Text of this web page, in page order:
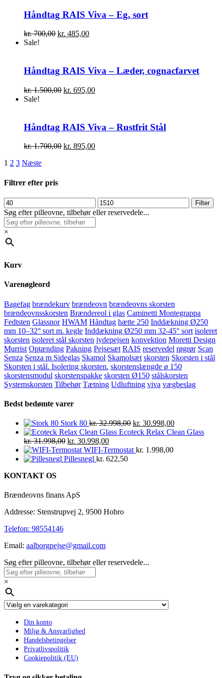
kr. 800,00.kr. 495,00.
Håndtag RAIS Viva – Eg, sort
kr.700,00 Den
kr. 700,00.
kr. 485,00Den
kr. 485,00.
Sale!
Håndtag RAIS Viva – Læder, cognacfarvet
kr.1.500,00 Den
kr. 1.500,00.
kr. 695,00Den
kr. 695,00.
Sale!
Håndtag RAIS Viva – Rustfrit Stål
kr.1.700,00 Den
kr. 895,00Den
1 2 3 Næste
Filtrer efter pris
Mindste
pris
Højeste
pris
Filter
Søg efter pilleovne, tilbehør eller reservedele...
×
Kurv
Varenøgleord
Bagefag brændekurv brændeovn brændeovns skorsten
brændeovnsskorsten Brændereol i glas Caminetti Montegrappa
Fedtsten Glassnor HWAM Håndtag hætte 250 Inddækning Ø250
mm 10–32° sort m. kegle Inddækning Ø250 mm 32-45° sort isoleret
skorsten isoleret stål skorsten jydepejsen konvektion Moretti Design
Murrist Optænding Pakning Pejsesæt RAIS reservedel røgrør Scan
Senza Senza m Sideglas Skamol Skamolsæt skorsten Skorsten i stål
Skorsten i stål. Isolering skorsten. skorstenslængde ø 150
skorstensmodul skorstenspakke skorsten Ø150 stålskorsten
Systemskorsten Tilbehør Tætning Udluftning viva vægbeslag
Bedst bedømte varer
Stork 80 kr.32.998,00 Den
oprindelige
var:
kr. 30.998,00Den
aktuelle
Ecoteck Relax Clean Glass
kr.31.998,00 Den
oprindelige
pris
kr. 30.998,00Den
aktuelle
pris
WIFI-Termostat kr. 1.998,00
Pillesnegl kr. 622,50
KONTAKT OS
Brændeovns finans ApS
Addresse: Stenstrupvej 2, 9500 Hobro
Telefon: 98554146
Email: aalborgpejse@gmail.com
Søg efter pilleovne, tilbehør eller reservedele...
×
Din konto
Miljø & Ansvarlighed
Handelsbetingelser
Privatlivspolitik
Cookiepolitik (EU)